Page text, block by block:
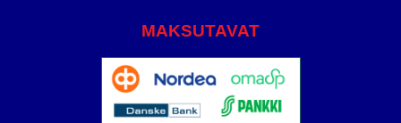
MAKSUTAVAT